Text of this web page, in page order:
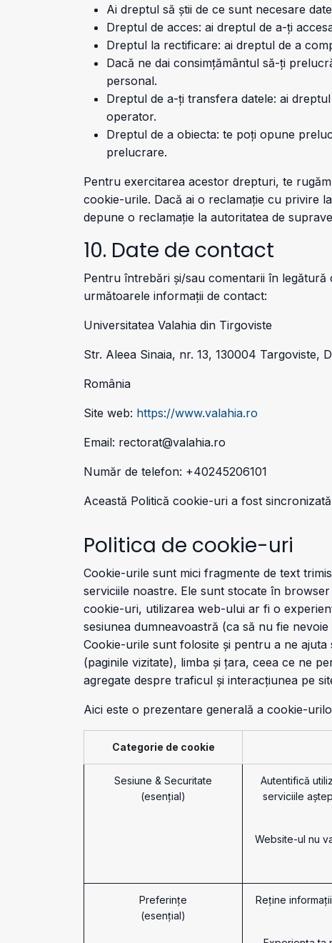
Ai dreptul să știi de ce sunt necesare
Dreptul de acces: ai dreptul de a-ți
Dreptul la rectificare: ai dreptul de a
Dacă ne dai consimțământul să-ți
personal.
Dreptul de a-ți transfera datele: ai
operator.
Dreptul de a obiecta: te poți opune
prelucrare.
Pentru exercitarea acestor drepturi, te
cookie-urile. Dacă ai o reclamație cu privire
depune o reclamație la autoritatea de
10. Date de contact
Pentru întrebări și/sau comentarii în
următoarele informații de contact:
Universitatea Valahia din Tirgoviste
Str. Aleea Sinaia, nr. 13, 130004 Targoviste,
România
Site web: https://www.valahia.ro
Email: rectorat@valahia.ro
Număr de telefon: +40245206101
Această Politică cookie-uri a fost
Politica de cookie-uri
Cookie-urile sunt mici fragmente de text
serviciile noastre. Ele sunt stocate în
cookie-uri, utilizarea web-ului ar fi o
sesiunea dumneavoastră (ca să nu fie
Cookie-urile sunt folosite și pentru a ne
(paginile vizitate), limba și țara, ceea ce ne
agregate despre traficul și interacțiunea pe
Aici este o prezentare generală a cookie-
Categorie de cookie
Sesiune & Securitate
(esențial)
Autentifică
serviciile
Website-ul nu
Preferințe
(esențial)
Reține